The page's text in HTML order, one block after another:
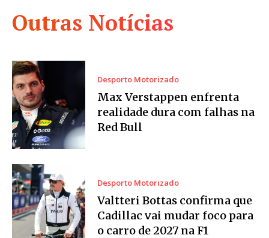
Outras Notícias
Desporto Motorizado
Max Verstappen enfrenta
realidade dura com falhas na
Red Bull
Desporto Motorizado
Valtteri Bottas confirma que
Cadillac vai mudar foco para
o carro de 2027 na F1